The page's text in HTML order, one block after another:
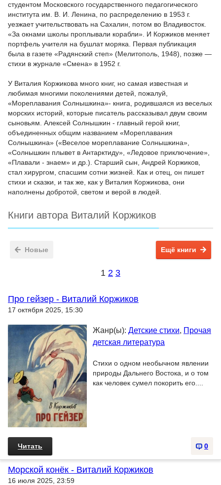
студентом Московского государственного педагогического
института им. В. И. Ленина, по распределению в 1953 г.
уезжает учительствовать на Сахалин, потом во Владивосток.
«За окнами школы проплывали корабли». И Коржиков меняет
портфель учителя на бушлат моряка. Первая публикация
была в газете «Радянский степ» (Мелитополь, 1948), позже —
стихи в журнале «Смена» в 1952 г.
У Виталия Коржикова много книг, но самая известная и
любимая многими поколениями детей, пожалуй,
«Мореплавания Солнышкина»- книга, родившаяся из веселых
морских историй, которые писатель рассказывал двум своим
сыновьям. Алексей Солнышкин - главный герой книг,
объединенных общим названием «Мореплавания
Солнышкина» («Веселое мореплавание Солнышкина»,
«Солнышкин плывет в Антарктиду», «Ледовое приключение»,
«Плавали - знаем» и др.). Старший сын, Андрей Коржиков,
стал хирургом, спасшим сотни жизней. Как и отец, он пишет
стихи и сказки, и так же, как у Виталия Коржикова, они
наполнены добротой, светом и верой в людей.
Книги автора Виталий Коржиков
Новые Ещё книги
1 2 3
Про гейзер - Виталий Коржиков
17 октября 2025, 15:30
Жанр(ы): Детские стихи, Прочая
детская литература
Стихи о одном необычном явлении
природы Дальнего Востока, и о том
как человек сумел покорить его....
0
Читать
Морской конёк - Виталий Коржиков
16 июля 2025, 23:59